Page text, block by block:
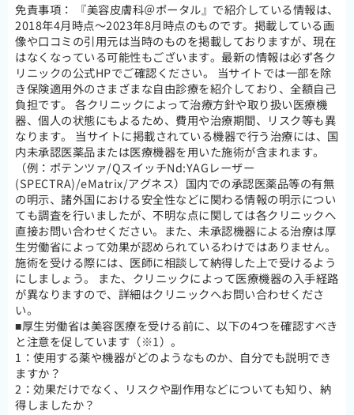
免責事項：
『美容皮膚科＠ポータル』で紹介している情報は、
2018年4月時点～2023年8月時点のものです。掲載している画
像や口コミの引用元は当時のものを掲載しておりますが、現在
はなくなっている可能性もございます。最新の情報は必ず各ク
リニックの公式HPでご確認ください。 当サイトでは一部を除
き保険適用外のさまざまな自由診療を紹介しており、全額自己
負担です。 各クリニックによって治療方針や取り扱い医療機
器、個人の状態にもよるため、費用や治療期間、リスク等も異
なります。 当サイトに掲載されている機器で行う治療には、国
内未承認医薬品または医療機器を用いた施術が含まれます。
（例：ポテンツァ/QスイッチNd:YAGレーザー
(SPECTRA)/eMatrix/アグネス）国内での承認医薬品等の有無
の明示、諸外国における安全性などに関わる情報の明示につい
ても調査を行いましたが、不明な点に関しては各クリニックへ
直接お問い合わせください。また、未承認機器による治療は厚
生労働省によって効果が認められているわけではありません。
施術を受ける際には、医師に相談して納得した上で受けるよう
にしましょう。 また、クリニックによって医療機器の入手経路
が異なりますので、詳細はクリニックへお問い合わせくださ
い。
■厚生労働省は美容医療を受ける前に、以下の4つを確認すべき
と注意を促しています（※1）。
1：使用する薬や機器がどのようなものか、自分でも説明でき
ますか？
2：効果だけでなく、リスクや副作用などについても知り、納
得しましたか？